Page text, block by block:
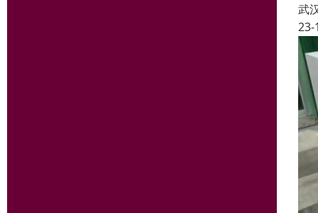
武
23-